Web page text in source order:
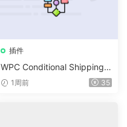
插件
WPC Conditional Shipping &
Payments (Premium) v1.0.2
1周前 35